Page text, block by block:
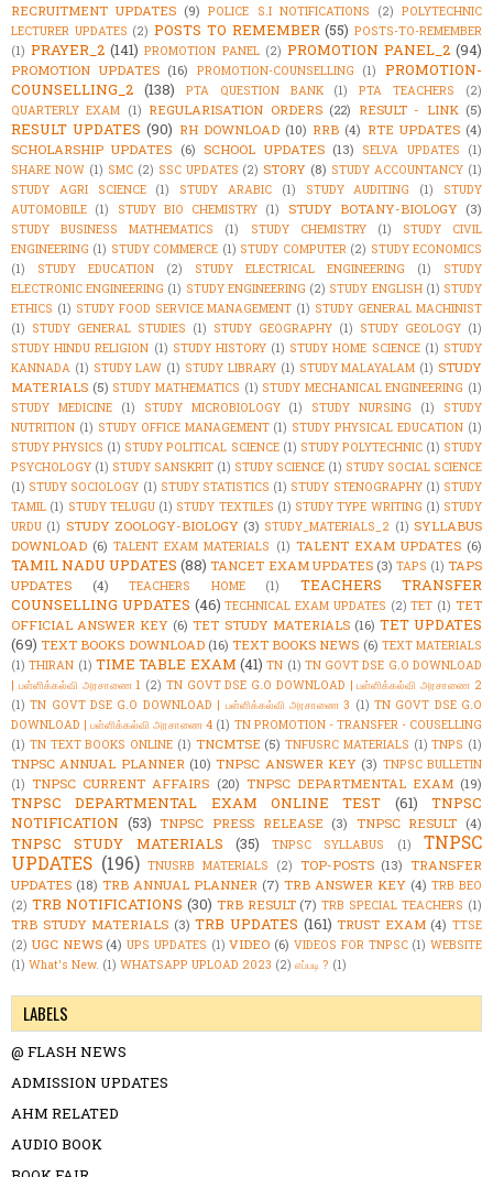
RECRUITMENT UPDATES (9) POLICE S.I NOTIFICATIONS (2) POLYTECHNIC
LECTURER UPDATES (2) POSTS TO REMEMBER (55) POSTS-TO-REMEMBER
(1) PRAYER_2 (141) PROMOTION PANEL (2) PROMOTION PANEL_2 (94)
PROMOTION UPDATES (16) PROMOTION-COUNSELLING (1)
PROMOTION-
COUNSELLING_2 (138) PTA QUESTION BANK (1) PTA TEACHERS
(2)
QUARTERLY EXAM (1) REGULARISATION ORDERS (22) RESULT - LINK (5)
RESULT UPDATES (90) RH DOWNLOAD (10) RRB (4) RTE UPDATES (4)
SCHOLARSHIP UPDATES (6) SCHOOL UPDATES (13) SELVA UPDATES
(1)
SHARE NOW (1) SMC (2) SSC UPDATES (2) STORY (8) STUDY ACCOUNTANCY (1)
STUDY AGRI SCIENCE
(1) STUDY ARABIC (1) STUDY AUDITING (1)
STUDY
AUTOMOBILE (1) STUDY BIO CHEMISTRY (1) STUDY BOTANY-BIOLOGY (3)
STUDY BUSINESS MATHEMATICS (1) STUDY CHEMISTRY (1)
STUDY CIVIL
ENGINEERING (1) STUDY COMMERCE (1) STUDY COMPUTER (2) STUDY ECONOMICS
(1)
STUDY EDUCATION (2) STUDY ELECTRICAL ENGINEERING (1)
STUDY
ELECTRONIC ENGINEERING (1) STUDY ENGINEERING (2) STUDY ENGLISH (1) STUDY
ETHICS (1) STUDY FOOD SERVICE MANAGEMENT (1) STUDY GENERAL MACHINIST
(1) STUDY GENERAL STUDIES (1) STUDY GEOGRAPHY (1) STUDY GEOLOGY (1)
STUDY HINDU RELIGION (1) STUDY HISTORY (1) STUDY HOME SCIENCE (1) STUDY
KANNADA (1) STUDY LAW (1) STUDY LIBRARY (1) STUDY MALAYALAM (1) STUDY
MATERIALS (5) STUDY MATHEMATICS (1) STUDY MECHANICAL ENGINEERING (1)
STUDY MEDICINE
(1) STUDY MICROBIOLOGY (1) STUDY NURSING (1)
STUDY
NUTRITION (1) STUDY OFFICE MANAGEMENT (1) STUDY PHYSICAL EDUCATION (1)
STUDY PHYSICS (1) STUDY POLITICAL SCIENCE (1) STUDY POLYTECHNIC (1) STUDY
PSYCHOLOGY (1) STUDY SANSKRIT (1) STUDY SCIENCE (1) STUDY SOCIAL SCIENCE
(1) STUDY SOCIOLOGY (1) STUDY STATISTICS (1) STUDY STENOGRAPHY (1) STUDY
TAMIL (1) STUDY TELUGU (1) STUDY TEXTILES (1) STUDY TYPE WRITING (1) STUDY
URDU (1) STUDY ZOOLOGY-BIOLOGY (3) STUDY_MATERIALS_2 (1) SYLLABUS
DOWNLOAD (6) TALENT EXAM MATERIALS (1) TALENT EXAM UPDATES (6)
TAMIL NADU UPDATES (88) TANCET EXAM UPDATES (3) TAPS (1) TAPS
UPDATES
(4) TEACHERS HOME (1)
TEACHERS TRANSFER
COUNSELLING UPDATES (46) TECHNICAL EXAM UPDATES (2) TET (1) TET
OFFICIAL ANSWER KEY (6) TET STUDY MATERIALS (16) TET UPDATES
(69) TEXT BOOKS DOWNLOAD (16) TEXT BOOKS NEWS (6) TEXT MATERIALS
(1) THIRAN (1) TIME TABLE EXAM (41) TN (1) TN GOVT DSE G.O DOWNLOAD
| பள்ளிக்கல்வி அரசாணை 1 (2) TN GOVT DSE G.O DOWNLOAD | பள்ளிக்கல்வி அரசாணை 2
(1) TN GOVT DSE G.O DOWNLOAD | பள்ளிக்கல்வி அரசாணை 3 (1) TN GOVT DSE G.O
DOWNLOAD | பள்ளிக்கல்வி அரசாணை 4 (1) TN PROMOTION - TRANSFER - COUSELLING
(1) TN TEXT BOOKS ONLINE (1) TNCMTSE (5) TNFUSRC MATERIALS (1) TNPS (1)
TNPSC ANNUAL PLANNER (10) TNPSC ANSWER KEY (3) TNPSC BULLETIN
(1) TNPSC CURRENT AFFAIRS (20) TNPSC DEPARTMENTAL EXAM (19)
TNPSC DEPARTMENTAL EXAM ONLINE TEST (61)
TNPSC
NOTIFICATION (53) TNPSC PRESS RELEASE (3) TNPSC RESULT (4)
TNPSC STUDY MATERIALS (35) TNPSC SYLLABUS (1)
TNPSC
UPDATES (196) TNUSRB MATERIALS (2) TOP-POSTS (13) TRANSFER
UPDATES (18) TRB ANNUAL PLANNER (7) TRB ANSWER KEY (4) TRB BEO
(2) TRB NOTIFICATIONS (30) TRB RESULT (7) TRB SPECIAL TEACHERS (1)
TRB STUDY MATERIALS (3) TRB UPDATES (161) TRUST EXAM (4) TTSE
(2) UGC NEWS (4) UPS UPDATES (1) VIDEO (6) VIDEOS FOR TNPSC (1) WEBSITE
(1) What's New. (1) WHATSAPP UPLOAD 2023 (2) எப்படி ? (1)
LABELS
@ FLASH NEWS
ADMISSION UPDATES
AHM RELATED
AUDIO BOOK